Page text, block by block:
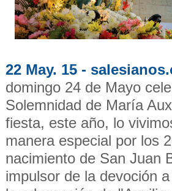
22 May. 15 -
domingo 24 de Mayo
Solemnidad de María
fiesta, este año, lo
manera especial por los
nacimiento de San Juan
impulsor de la devoción